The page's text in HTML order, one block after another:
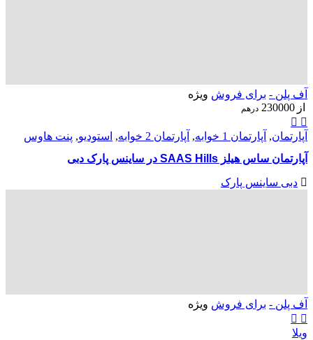
آف پلن - برای فروش ویژه
از 230000 درهم
آپارتمان, آپارتمان 1 خوابه , آپارتمان 2 خوابه , استودیو, پنت هاوس
آپارتمان ساس هیلز SAAS Hills در ساینس پارک دبی
دبی ساینس پارک
آف پلن - برای فروش ویژه
ویلا